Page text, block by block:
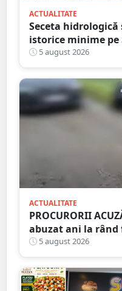
ACTUALITATE
Seceta hidrologică
istorice minime pe
ape au secat
5 august 2026
ACTUALITATE
PROCURORII
abuzat ani la rând
arestat!
5 august 2026